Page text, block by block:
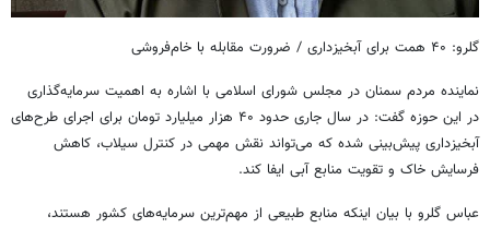
گلرو: ۴۰ همت برای آبخیزداری / ضرورت مقابله با خام‌فروشی
نماینده مردم سمنان در مجلس شورای اسلامی با اشاره به اهمیت سرمایه‌گذاری
در این حوزه گفت: در سال جاری حدود ۴۰ هزار میلیارد تومان برای اجرای طرح‌های
آبخیزداری پیش‌بینی شده که می‌تواند نقش مهمی در کنترل سیلاب، کاهش
فرسایش خاک و تقویت منابع آبی ایفا کند.
عباس گلرو با بیان اینکه منابع طبیعی از مهم‌ترین سرمایه‌های کشور هستند،